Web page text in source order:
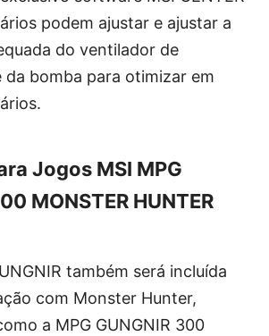
podem ajustar e ajustar a
do ventilador de
da bomba para otimizar em
Jogos MSI MPG
MONSTER HUNTER
também será incluída
com Monster Hunter,
a MPG GUNGNIR 300